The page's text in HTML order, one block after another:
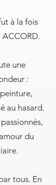
à la fois
une
:
au hasard.
du
tous. En